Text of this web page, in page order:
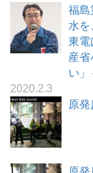
福島
水
東電
産省
い」
2020.2.3
原